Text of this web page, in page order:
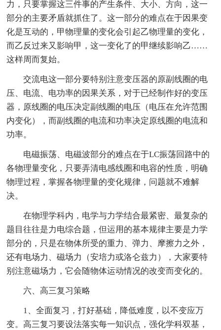
力，只要掌握这三件事的产生条件、大小、方向，这一
部分的主要矛盾就抓住了。这一部分的难点在于因果变
化是互动的，甲物理量的变化会引起乙物理量的变化，
而乙反过来又影响甲，这一变化了的甲继续影响乙……
这样周而复始。
交流电这一部分要特别注意变压器的原副线圈的电
压、电流、电功率的因果关系，对于已经制作好的变压
器，原线圈的电压决定副线圈的电压（电压在允许范围
内变化），而副线圈的电流和功率决定原线圈的电流和
功率。
电磁振荡、电磁波部分的难点在于LC振荡回路中的
各物理量变化，只要弄清电感线圈和电容的性质，明确
物理过程，掌握各物理量的变化规律，问题就不难解
决。
在物理学科内，电学与力学结合最紧密、最复杂的
题目往往是力电综合题，但运用的基本规律主要是力学
部分的，只是在物体所受的重力、弹力、摩擦力之外，
还有电场力、磁场力（安培力或洛仑兹力），大家要特
别注意磁场力，它会随物体运动情况的改变而变化的。
六、高三复习策略
1、全面复习，打好基础，降低难度，以不变应万
变。高三复习要设法落实每一知识点，强化学科双基，